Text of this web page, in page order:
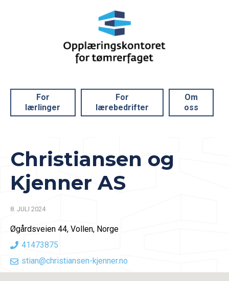
For
lærlinger
For
lærebedrifter
Om
oss
Christiansen og
Kjenner AS
8. JULI 2024
Øgårdsveien 44, Vollen, Norge
41473875
stian@christiansen-kjenner.no